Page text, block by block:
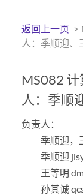
返回上一页 >
人：季顺迎、
MS082
人：季顺
负责人：
季顺迎，
季顺迎
王等明
孙其诚